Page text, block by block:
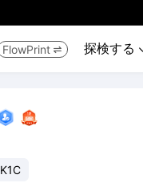
FlowPrint  探検する
K1C